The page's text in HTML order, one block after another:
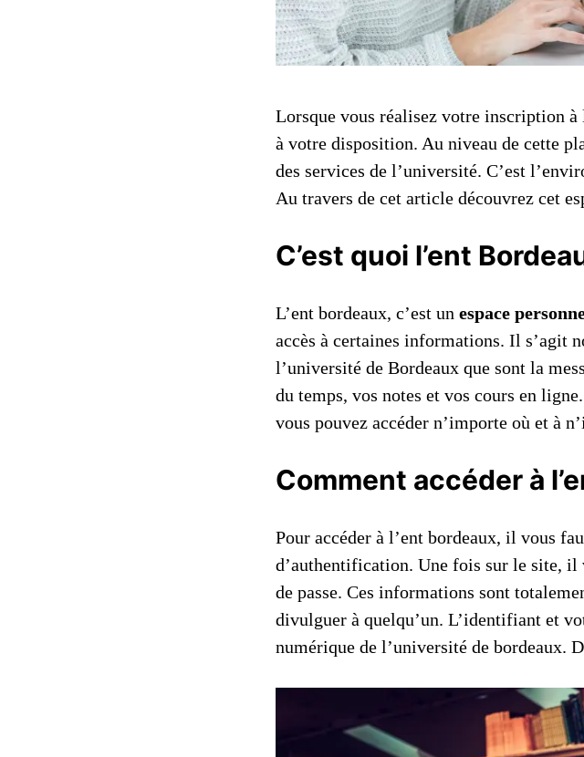
Lorsque vous réalisez votre inscription
à votre disposition. Au niveau de cette
des services de l’université. C’est
Au travers de cet article découvrez cet
C’est quoi l’ent
L’ent bordeaux, c’est un espace
accès à certaines informations. Il s’agit
l’université de Bordeaux que sont la
du temps, vos notes et vos cours en
vous pouvez accéder n’importe où et à
Comment accéder à
Pour accéder à l’ent bordeaux, il vous
d’authentification. Une fois sur le site,
de passe. Ces informations sont
divulguer à quelqu’un. L’identifiant et
numérique de l’université de bordeaux.